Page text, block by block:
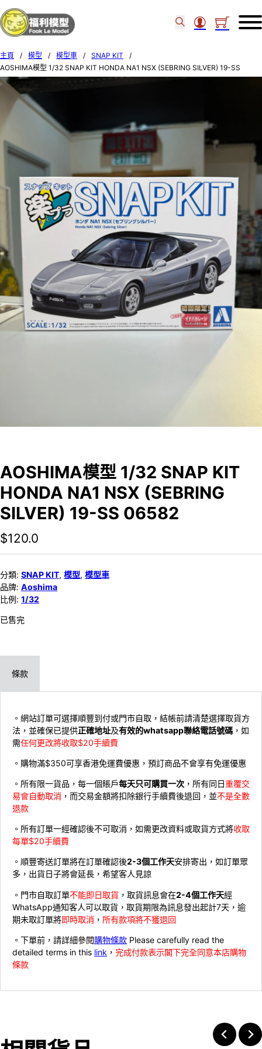
主頁 / 模型 / 模型車 / SNAP KIT
/
AOSHIMA模型 1/32 SNAP KIT HONDA NA1 NSX (SEBRING SILVER) 19-SS
06582
AOSHIMA模型 1/32 SNAP KIT
HONDA NA1 NSX (SEBRING
SILVER) 19-SS 06582
$120.0
分類: SNAP KIT, 模型, 模型車
品牌: Aoshima
比例: 1/32
已售完
條款
。網站訂單可選擇順豐到付或門市自取，結帳前請清楚選擇取貨方
法，並確保已提供正確地址及有效的whatsapp聯絡電話號碼 ，如
需任何更改將收取$20手續費
。購物滿$350可享香港免運費優惠，預訂商品不會享有免運優惠
。所有限一貨品，每一個賬戶每天只可購買一次 ，所有同日重覆交
易會自動取消 ，而交易金額將扣除銀行手續費後退回，並不是全數
退款
。所有訂單一經確認後不可取消，如需更改資料或取貨方式將收取
每單$20手續費
。順豐寄送訂單將在訂單確認後2-3個工作天安排寄出，如訂單眾
多，出貨日子將會延長，希望客人見諒
。門市自取訂單不能即日取貨 ，取貨訊息會在2-4個工作天經
WhatsApp通知客人可以取貨，取貨期限為訊息發出起計7天，逾
期未取訂單將即時取消 ， 所有款項將不獲退回
。下單前，請詳細參閱購物條款 Please carefully read the
detailed terms in this link ， 完成付款表示閣下完全同意本店購物
條款